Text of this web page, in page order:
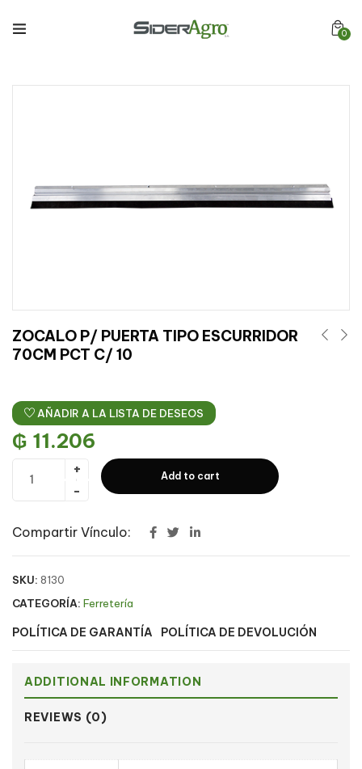
0
ZOCALO P/ PUERTA TIPO ESCURRIDOR
70CM PCT C/ 10
AÑADIR A LA LISTA DE DESEOS
₲ 11.206
Add to cart
Compartir Vínculo:
SKU: 8130
CATEGORÍA: Ferretería
POLÍTICA DE GARANTÍA POLÍTICA DE DEVOLUCIÓN
ADDITIONAL INFORMATION
REVIEWS (0)